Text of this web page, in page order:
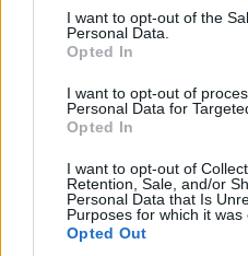
consent section.
I want to opt-out of the
Personal Data.
Opted In
I want to opt-out of
Personal Data for
Opted In
I want to opt-out of
Retention, Sale, and/or
Personal Data that Is
Purposes for which it was
Opted Out